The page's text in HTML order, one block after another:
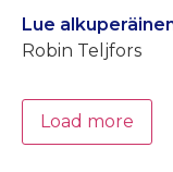
Lue
Robin Teljfors
Load more